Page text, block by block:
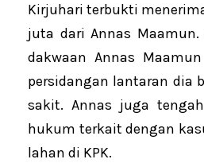
Kirjuhari terbukti
juta dari Annas Maamun.
dakwaan Annas
persidangan lantaran dia
sakit. Annas juga
hukum terkait dengan
lahan di KPK.